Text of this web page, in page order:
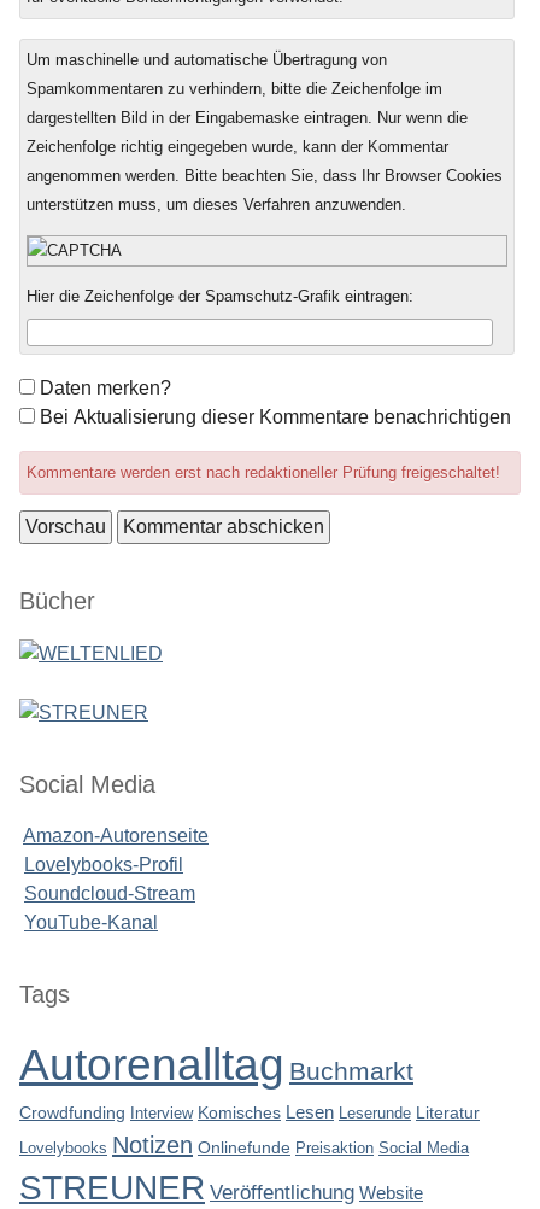
Um maschinelle und automatische Übertragung von
Spamkommentaren zu verhindern, bitte die Zeichenfolge im
dargestellten Bild in der Eingabemaske eintragen. Nur wenn die
Zeichenfolge richtig eingegeben wurde, kann der Kommentar
angenommen werden. Bitte beachten Sie, dass Ihr Browser Cookies
unterstützen muss, um dieses Verfahren anzuwenden.
Hier die Zeichenfolge der Spamschutz-Grafik eintragen:
Formular-
Optionen
Daten merken?
Bei Aktualisierung dieser Kommentare benachrichtigen
Kommentare werden erst nach redaktioneller Prüfung freigeschaltet!
Seitenleiste
Bücher
Social Media
Amazon-Autorenseite
Lovelybooks-Profil
Soundcloud-Stream
YouTube-Kanal
Seitenleiste
Tags
Autorenalltag Buchmarkt
Crowdfunding Interview Komisches Lesen Leserunde
Literatur
Lovelybooks Notizen Onlinefunde Preisaktion Social Media
STREUNER Veröffentlichung Website